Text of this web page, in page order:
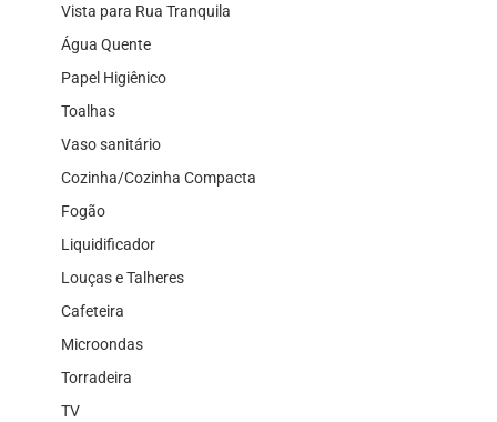
Vista para Rua Tranquila
Água Quente
Papel Higiênico
Toalhas
Vaso sanitário
Cozinha/Cozinha Compacta
Fogão
Liquidificador
Louças e Talheres
Cafeteira
Microondas
Torradeira
TV